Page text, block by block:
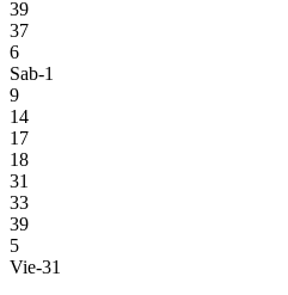
39
37
6
Sab-1
9
14
17
18
31
33
39
5
Vie-31